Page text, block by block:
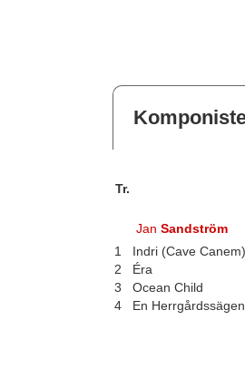
Tr.
JanSandström
1
Indri (Cave Canem)
2
Éra
3
Ocean Child
4
En